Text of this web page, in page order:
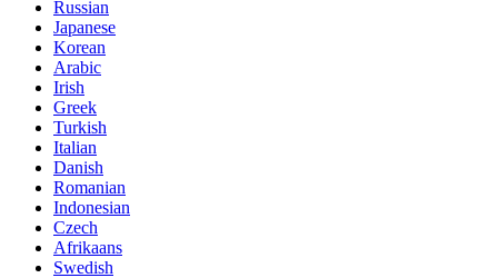
Russian
Japanese
Korean
Arabic
Irish
Greek
Turkish
Italian
Danish
Romanian
Indonesian
Czech
Afrikaans
Swedish